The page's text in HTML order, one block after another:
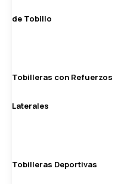
de Tobillo
Tobilleras con Refuerzos
Laterales
Tobilleras Deportivas